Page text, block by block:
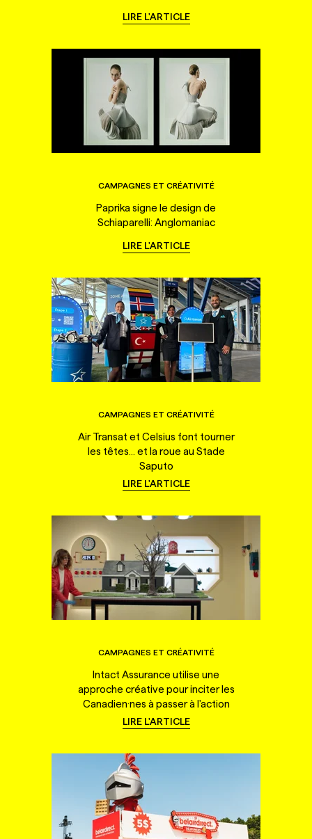
LIRE L'ARTICLE
CAMPAGNES ET CRÉATIVITÉ
Paprika signe le design de
Schiaparelli: Anglomaniac
LIRE L'ARTICLE
CAMPAGNES ET CRÉATIVITÉ
Air Transat et Celsius font tourner
les têtes... et la roue au Stade
Saputo
LIRE L'ARTICLE
CAMPAGNES ET CRÉATIVITÉ
Intact Assurance utilise une
approche créative pour inciter les
Canadien·nes à passer à l'action
LIRE L'ARTICLE